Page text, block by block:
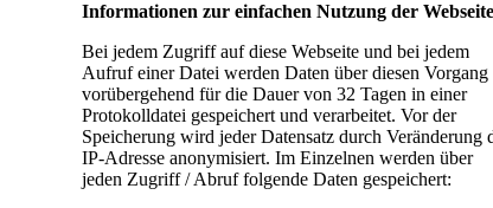
Informationen zur einfachen Nutzung der Webseite
Bei jedem Zugriff auf diese Webseite und bei jedem
Aufruf einer Datei werden Daten über diesen Vorgang
vorübergehend für die Dauer von 32 Tagen in einer
Protokolldatei gespeichert und verarbeitet. Vor der
Speicherung wird jeder Datensatz durch Veränderung
IP-Adresse anonymisiert. Im Einzelnen werden über
jeden Zugriff / Abruf folgende Daten gespeichert: